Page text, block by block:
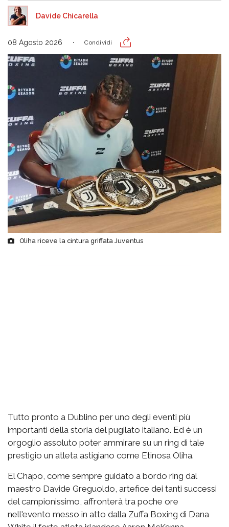
Davide Chicarella
08 Agosto 2026 Condividi
Oliha riceve la cintura griffata Juventus
Tutto pronto a Dublino per uno degli eventi più
importanti della storia del pugilato italiano. Ed è un
orgoglio assoluto poter ammirare su un ring di tale
prestigio un atleta astigiano come Etinosa Oliha.
El Chapo, come sempre guidato a bordo ring dal
maestro Davide Greguoldo, artefice dei tanti successi
del campionissimo, affronterà tra poche ore
nell'evento messo in atto dalla Zuffa Boxing di Dana